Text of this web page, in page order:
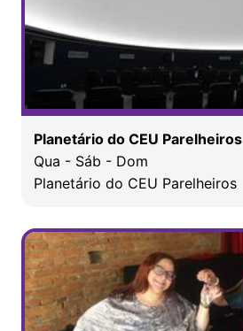
Planetário do CEU Parelheiros
Qua - Sáb - Dom
Planetário do CEU Parelheiros